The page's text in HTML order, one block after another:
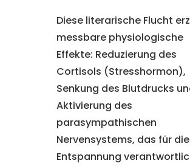
Diese literarische Flucht
messbare physiologische
Effekte: Reduzierung des
Cortisols (Stresshormon),
Senkung des Blutdrucks
Aktivierung des
parasympathischen
Nervensystems, das für die
Entspannung